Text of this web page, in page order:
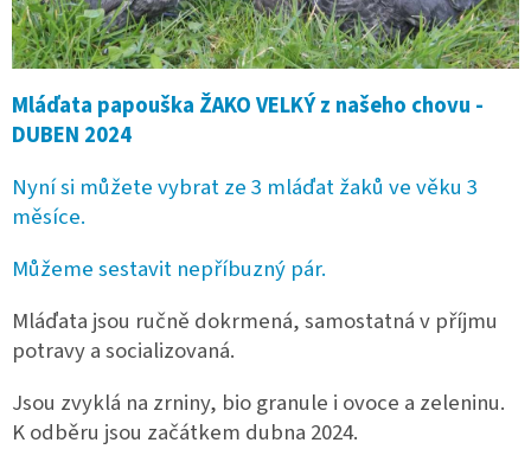
Mláďata papouška ŽAKO VELKÝ z našeho chovu -
DUBEN 2024
Nyní si můžete vybrat ze 3 mláďat žaků ve věku 3
měsíce.
Můžeme sestavit nepříbuzný pár.
Mláďata jsou ručně dokrmená, samostatná v příjmu
potravy a socializovaná.
Jsou zvyklá na zrniny, bio granule i ovoce a zeleninu.
K odběru jsou začátkem dubna 2024.